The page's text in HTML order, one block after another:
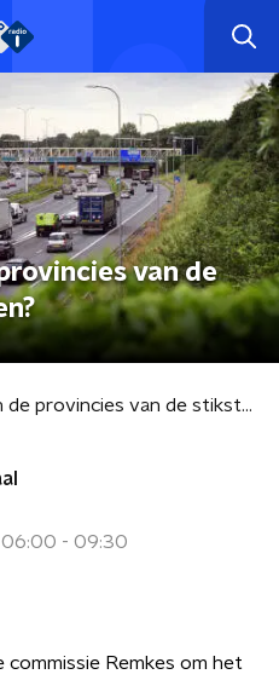
van de
Wat vinden de provincies van de stikstofadviezen?
06:00 - 09:30
commissie Remkes om het